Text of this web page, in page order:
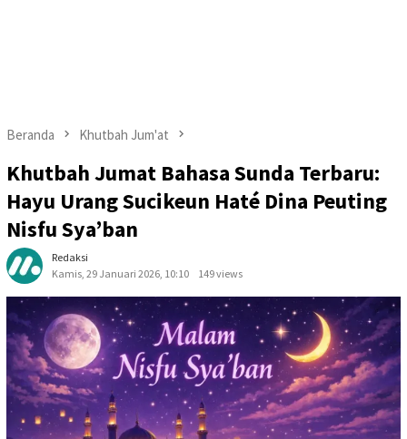
Beranda Khutbah Jum'at
Khutbah Jumat Bahasa Sunda Terbaru:
Hayu Urang Sucikeun Haté Dina Peuting
Nisfu Sya’ban
Redaksi
Kamis, 29 Januari 2026, 10:10
149 views